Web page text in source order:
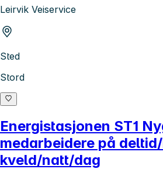
Leirvik Veiservice
Sted
Stord
Energistasjonen ST1
medarbeidere på
kveld/natt/dag